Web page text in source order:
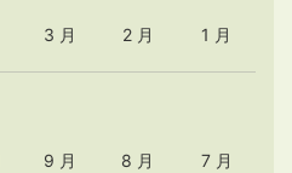
3 月 2 月 1 月
9 月 8 月 7 月